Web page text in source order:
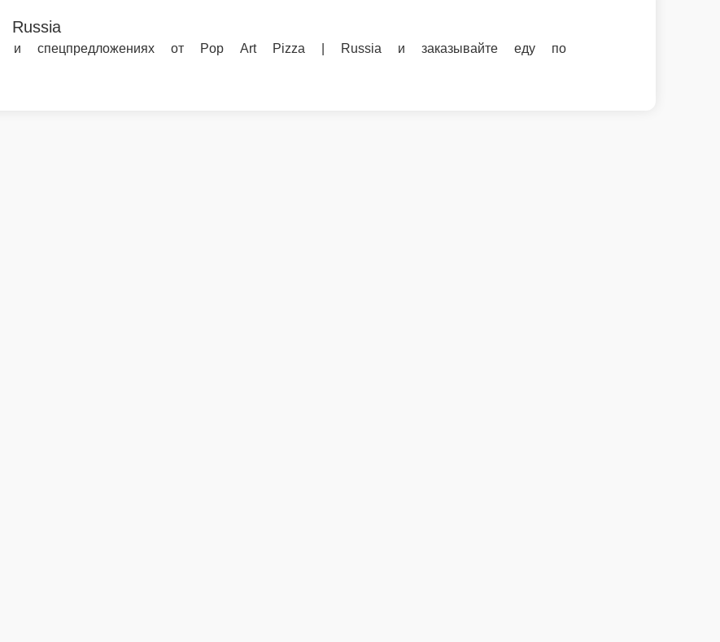
от Pop Art Pizza | Russia и заказывайте еду по выгодным ценам!